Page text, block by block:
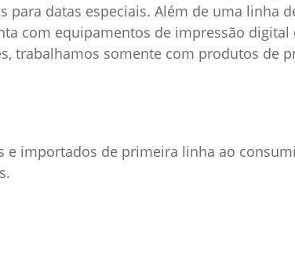
para datas especiais. Além de uma linha
com equipamentos de impressão
trabalhamos somente com produtos de
e importados de primeira linha ao